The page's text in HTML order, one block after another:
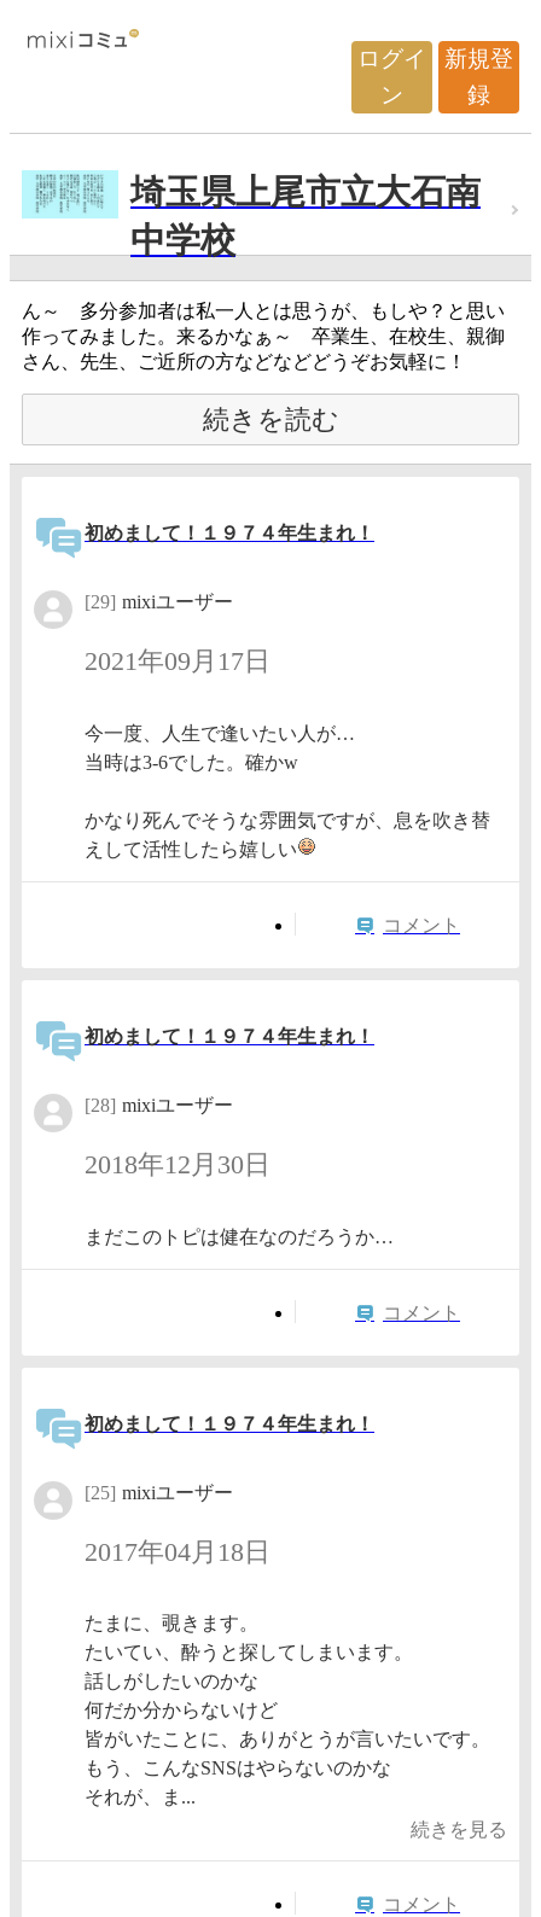
ログイ
ン
新規登
録
埼玉県上尾市立大石南
中学校
ん～ 多分参加者は私一人とは思うが、もしや？と思い
作ってみました。来るかなぁ～ 卒業生、在校生、親御
さん、先生、ご近所の方などなどどうぞお気軽に！
続きを読む
初めまして！１９７４年生まれ！
[29] mixiユーザー
2021年09月17日
今一度、人生で逢いたい人が…
当時は3-6でした。確かw
かなり死んでそうな雰囲気ですが、息を吹き替
えして活性したら嬉しい
コメント
初めまして！１９７４年生まれ！
[28] mixiユーザー
2018年12月30日
まだこのトピは健在なのだろうか…
コメント
初めまして！１９７４年生まれ！
[25] mixiユーザー
2017年04月18日
たまに、覗きます。
たいてい、酔うと探してしまいます。
話しがしたいのかな
何だか分からないけど
皆がいたことに、ありがとうが言いたいです。
もう、こんなSNSはやらないのかな
それが、ま...
続きを見る
コメント